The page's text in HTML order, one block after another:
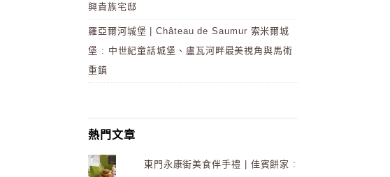
興貴族宅邸
羅亞爾河城堡 | Château de Saumur 索米爾城
堡 : 中世紀童話城堡、盧瓦河畔最美視角與馬術
重鎮
熱門文章
東門永康街美食伴手禮 | 佳賓餅家 :